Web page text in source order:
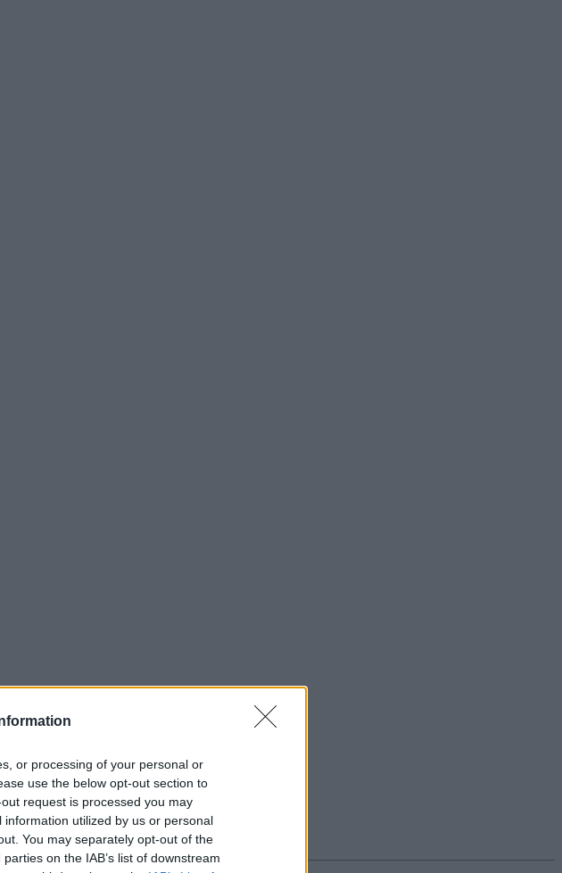
or processing of your personal or
use the below opt-out section to
request is processed you may
utilized by us or personal
You may separately opt-out of the
on the IAB’s list of downstream